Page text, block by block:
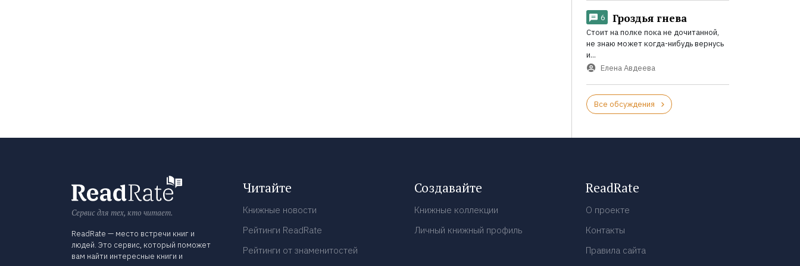
6 Гроздья гнева
Стоит на полке пока не дочитанной,
не знаю может когда-нибудь вернусь
и...
Елена Авдеева
Все обсуждения
Сервис для тех, кто читает.
ReadRate — место встречи книг и
людей. Это сервис, который поможет
вам найти интересные книги и
Читайте
Книжные новости
Рейтинги ReadRate
Рейтинги от знаменитостей
Создавайте
Книжные коллекции
Личный книжный профиль
ReadRate
О проекте
Контакты
Правила сайта